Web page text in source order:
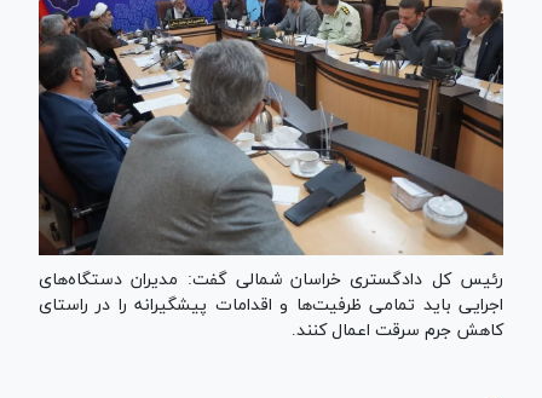
رئیس کل دادگستری خراسان شمالی گفت: مدیران دستگاه‌های
اجرایی باید تمامی ظرفیت‌ها و اقدامات پیشگیرانه را در راستای
کاهش جرم سرقت اعمال کنند.